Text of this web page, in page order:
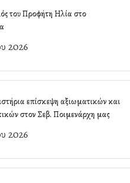
του Προφήτη Ηλία στο
2026
επίσκεψη αξιωματικών και
στον Σεβ. Ποιμενάρχη μας
2026